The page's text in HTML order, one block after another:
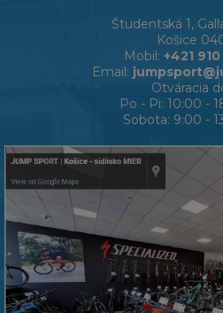
Študentská 1,
Košice
Mobil: +421
Email:
Otváracia
Po - Pi: 10:00 -
Sobota: 9:00 -